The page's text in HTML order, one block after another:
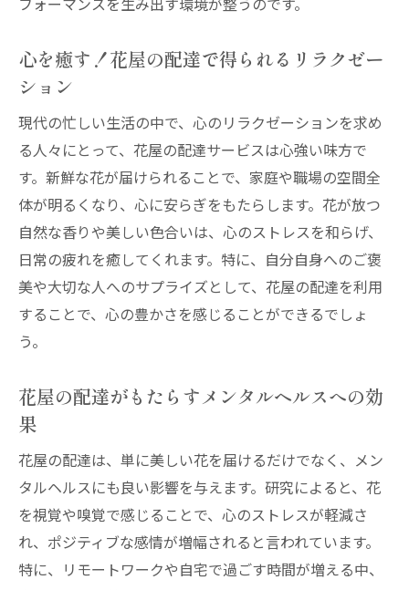
心を癒す！花屋の配達で得られるリラクゼー
ション
現代の忙しい生活の中で、心のリラクゼーションを求め
る人々にとって、花屋の配達サービスは心強い味方で
す。新鮮な花が届けられることで、家庭や職場の空間全
体が明るくなり、心に安らぎをもたらします。花が放つ
自然な香りや美しい色合いは、心のストレスを和らげ、
日常の疲れを癒してくれます。特に、自分自身へのご褒
美や大切な人へのサプライズとして、花屋の配達を利用
することで、心の豊かさを感じることができるでしょ
う。
花屋の配達がもたらすメンタルヘルスへの効
果
花屋の配達は、単に美しい花を届けるだけでなく、メン
タルヘルスにも良い影響を与えます。研究によると、花
を視覚や嗅覚で感じることで、心のストレスが軽減さ
れ、ポジティブな感情が増幅されると言われています。
特に、リモートワークや自宅で過ごす時間が増える中、